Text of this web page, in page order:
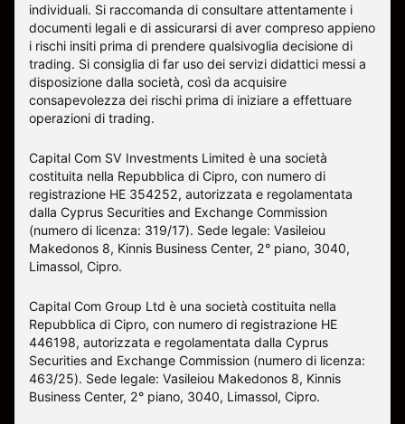
individuali. Si raccomanda di consultare attentamente i
documenti legali e di assicurarsi di aver compreso appieno
i rischi insiti prima di prendere qualsivoglia decisione di
trading. Si consiglia di far uso dei servizi didattici messi a
disposizione dalla società, così da acquisire
consapevolezza dei rischi prima di iniziare a effettuare
operazioni di trading.
Capital Com SV Investments Limited è una società
costituita nella Repubblica di Cipro, con numero di
registrazione HE 354252, autorizzata e regolamentata
dalla Cyprus Securities and Exchange Commission
(numero di licenza: 319/17). Sede legale: Vasileiou
Makedonos 8, Kinnis Business Center, 2° piano, 3040,
Limassol, Cipro.
Capital Com Group Ltd è una società costituita nella
Repubblica di Cipro, con numero di registrazione ΗΕ
446198, autorizzata e regolamentata dalla Cyprus
Securities and Exchange Commission (numero di licenza:
463/25). Sede legale: Vasileiou Makedonos 8, Kinnis
Business Center, 2° piano, 3040, Limassol, Cipro.